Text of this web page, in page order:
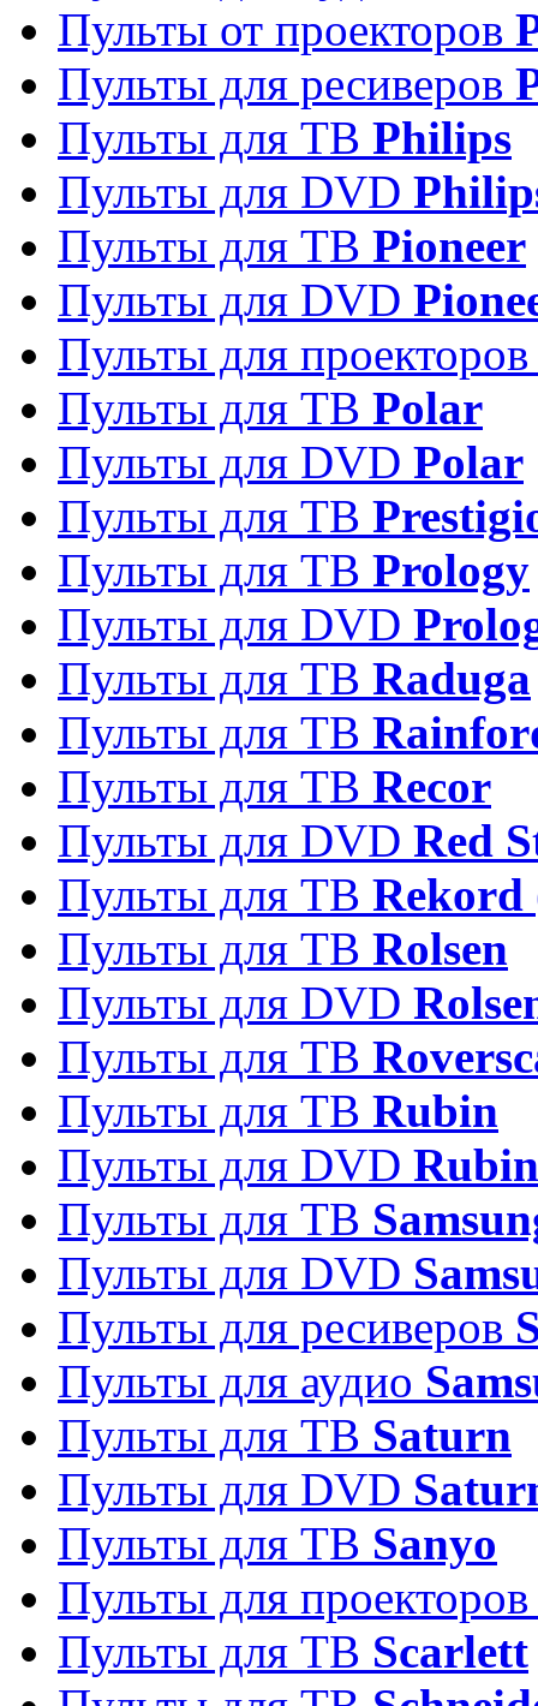
Пульты от проекторов
Пульты для ресиверов
Пульты для ТВ Philips
Пульты для DVD
Пульты для ТВ Pioneer
Пульты для DVD
Пульты для
Пульты для ТВ Polar
Пульты для DVD Polar
Пульты для ТВ
Пульты для ТВ Prology
Пульты для DVD
Пульты для ТВ Raduga
Пульты для ТВ
Пульты для ТВ Recor
Пульты для DVD Red
Пульты для ТВ Rekord
Пульты для ТВ Rolsen
Пульты для DVD
Пульты для ТВ
Пульты для ТВ Rubin
Пульты для DVD Rubin
Пульты для ТВ
Пульты для DVD
Пульты для ресиверов
Пульты для аудио
Пульты для ТВ Saturn
Пульты для DVD
Пульты для ТВ Sanyo
Пульты для
Пульты для ТВ Scarlett